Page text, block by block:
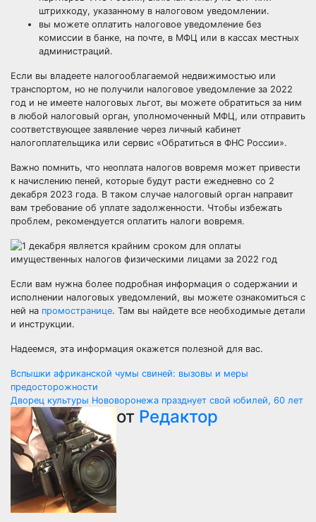
штрихкоду, указанному в налоговом уведомлении.
вы можете оплатить налоговое уведомление без
комиссии в банке, на почте, в МФЦ или в кассах местных
администраций.
Если вы владеете налогооблагаемой недвижимостью или
транспортом, но не получили налоговое уведомление за 2022
год и не имеете налоговых льгот, вы можете обратиться за ним
в любой налоговый орган, уполномоченный МФЦ, или отправить
соответствующее заявление через личный кабинет
налогоплательщика или сервис «Обратиться в ФНС России».
Важно помнить, что неоплата налогов вовремя может привести
к начислению пеней, которые будут расти ежедневно со 2
декабря 2023 года. В таком случае налоговый орган направит
вам требование об уплате задолженности. Чтобы избежать
проблем, рекомендуется оплатить налоги вовремя.
Если вам нужна более подробная информация о содержании и
исполнении налоговых уведомлений, вы можете ознакомиться с
ней на промостранице. Там вы найдете все необходимые детали
и инструкции.
Надеемся, эта информация окажется полезной для вас.
Навигация
по
записям
Вспышки африканской чумы свиней: вызовы и меры
предосторожности
Дворец культуры Нововоронежа празднует свой юбилей, 60 лет
от Редактор